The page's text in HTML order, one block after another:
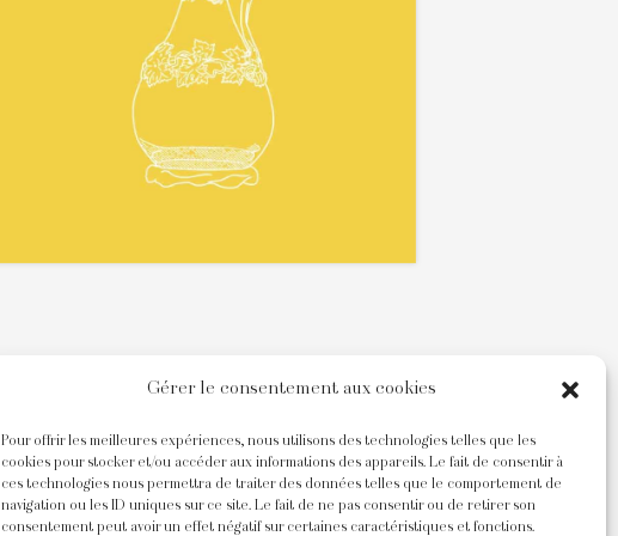
Gérer le consentement aux cookies
Pour offrir les meilleures expériences, nous utilisons des technologies telles que les
cookies pour stocker et/ou accéder aux informations des appareils. Le fait de consentir à
ces technologies nous permettra de traiter des données telles que le comportement de
navigation ou les ID uniques sur ce site. Le fait de ne pas consentir ou de retirer son
consentement peut avoir un effet négatif sur certaines caractéristiques et fonctions.